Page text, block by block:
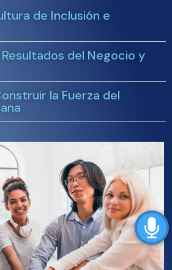
de Inclusión e
del Negocio y
la Fuerza del